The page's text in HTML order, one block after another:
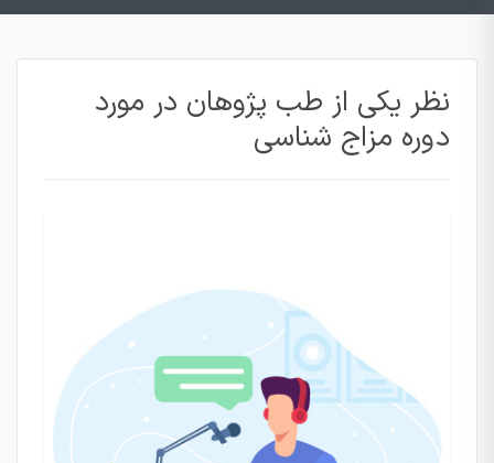
نظر یکی از طب پژوهان در مورد
دوره مزاج شناسی